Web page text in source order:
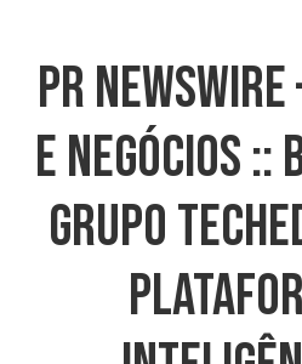
PR
E NEGÓCIOS
Grupo